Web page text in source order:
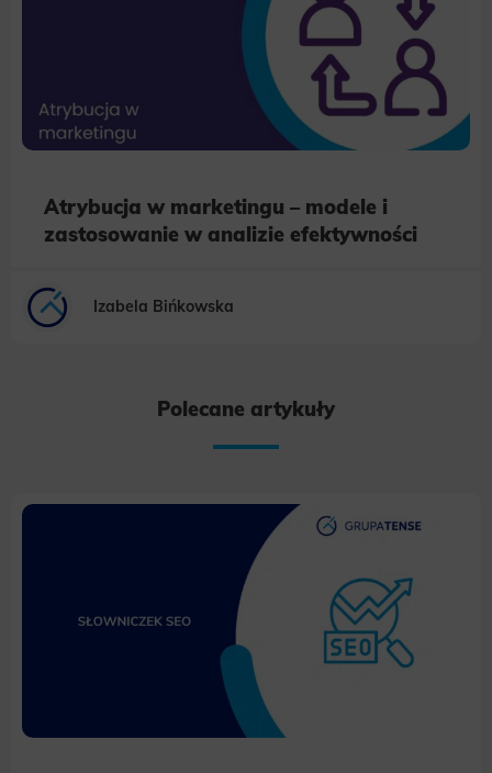
Atrybucja w marketingu – modele i
zastosowanie w analizie efektywności
Izabela Bińkowska
Polecane artykuły